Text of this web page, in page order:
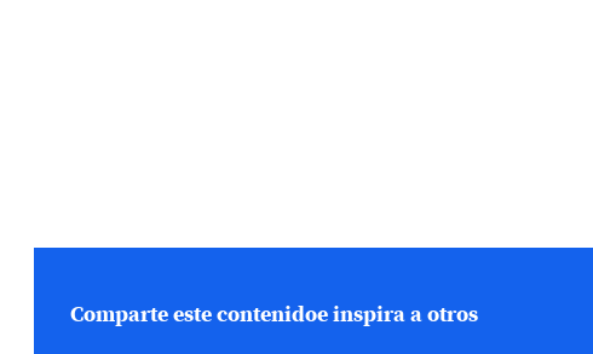
Comparte este contenidoe inspira a otros